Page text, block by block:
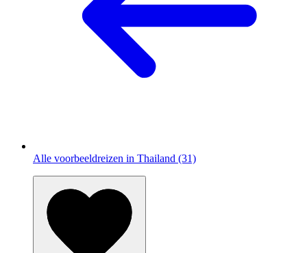
Alle voorbeeldreizen in Thailand (31)